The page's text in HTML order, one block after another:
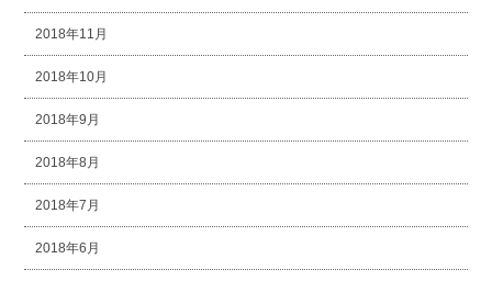
2018年11月
2018年10月
2018年9月
2018年8月
2018年7月
2018年6月